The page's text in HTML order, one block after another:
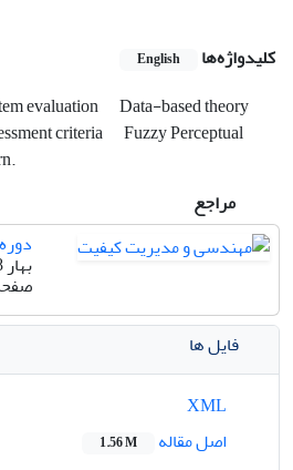
کلیدواژه‌ها English
evaluation
Data-based theory
criteria
Fuzzy Perceptual
مراجع
دوره 9، شماره 1
بهار 1398
فایل ها
اصل مقاله
1.56 M